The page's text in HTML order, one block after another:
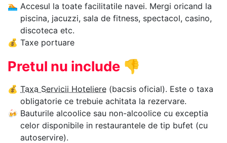
🏊‍ Accesul la toate facilitatile navei. Mergi oricand la
piscina, jacuzzi, sala de fitness, spectacol, casino,
discoteca etc.
💰 Taxe portuare
Pretul nu include 👎
💰 Taxa Servicii Hoteliere (bacsis oficial). Este o taxa
obligatorie ce trebuie achitata la rezervare.
🍻 Bauturile alcoolice sau non-alcoolice cu exceptia
celor disponibile in restaurantele de tip bufet (cu
autoservire).